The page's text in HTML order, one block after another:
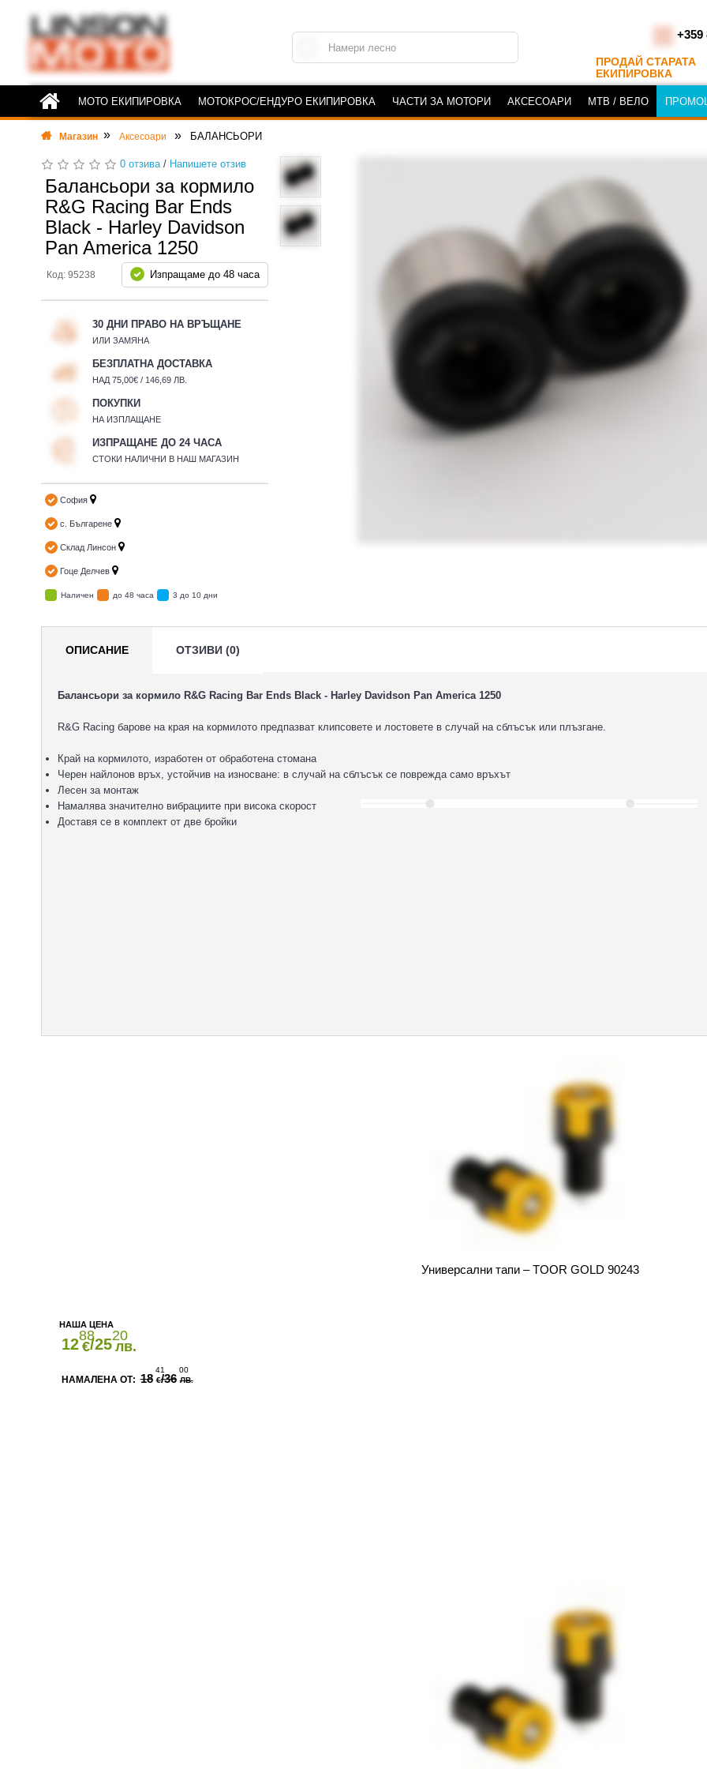
+359
ПРОДАЙ СТАРАТА
ЕКИПИРОВКА
МОТО ЕКИПИРОВКА МОТОКРОС/ЕНДУРО ЕКИПИРОВКА ЧАСТИ ЗА МОТОРИ АКСЕСОАРИ MTB / ВЕЛО
Магазин Аксесоари БАЛАНСЬОРИ
0 отзива/ Напишете отзив
Балансьори за кормило
R&G Racing Bar Ends
Black - Harley Davidson
Pan America 1250
Код: 95238 Изпращаме до 48 часа
30 ДНИ ПРАВО НА ВРЪЩАНЕ
ИЛИ ЗАМЯНА
БЕЗПЛАТНА ДОСТАВКА
НАД 75,00€ / 146,69 ЛВ.
ПОКУПКИ
НА ИЗПЛАЩАНЕ
ИЗПРАЩАНЕ ДО 24 ЧАСА
СТОКИ НАЛИЧНИ В НАШ МАГАЗИН
София
с. Българене
Склад Линсон
Гоце Делчев
Наличен до 48 часа 3 до 10 дни
ОПИСАНИЕ ОТЗИВИ (0)
Балансьори за кормило R&G Racing Bar Ends Black - Harley Davidson Pan America 1250
R&G Racing барове на края на кормилото предпазват клипсовете и лостовете в случай на сблъсък или плъзгане.
Край на кормилото, изработен от обработена стомана
Черен найлонов връх, устойчив на износване: в случай на сблъсък се поврежда само връхът
Лесен за монтаж
Намалява значително вибрациите при висока скорост
Доставя се в комплект от две бройки
Универсални тапи – TOOR GOLD 90243
1288
€/2520
лв.
18
41
€/36
00
ЛВ.